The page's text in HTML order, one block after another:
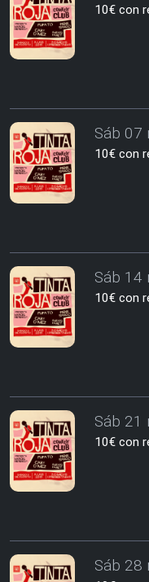
10€ con
Sáb 07
10€ con
Sáb 14
10€ con
Sáb 21
10€ con
Sáb 28